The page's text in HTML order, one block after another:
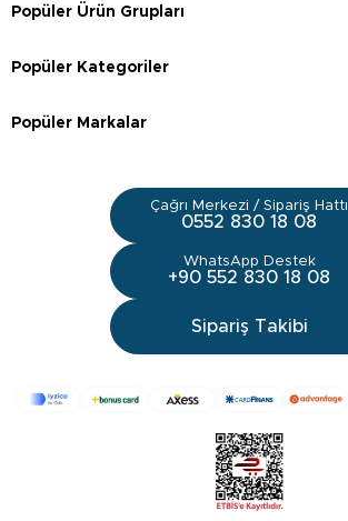
Popüler Ürün Grupları
Popüler Kategoriler
Popüler Markalar
Çağrı Merkezi / Sipariş Hattı
0552 830 18 08
WhatsApp Destek
+90 552 830 18 08
Sipariş Takibi